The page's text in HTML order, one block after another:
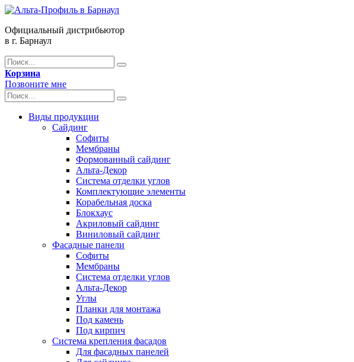
Официальный дистрибьютор
в г. Барнаул
Корзина
Позвоните мне
Виды продукции
Сайдинг
Софиты
Мембраны
Формованный сайдинг
Альта-Декор
Система отделки углов
Комплектующие элементы
Корабельная доска
Блокхаус
Акриловый сайдинг
Виниловый сайдинг
Фасадные панели
Софиты
Мембраны
Система отделки углов
Альта-Декор
Углы
Планки для монтажа
Под камень
Под кирпич
Система крепления фасадов
Для фасадных панелей